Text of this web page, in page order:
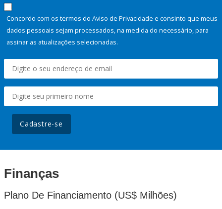
Concordo com os termos do Aviso de Privacidade e consinto que meus
dados pessoais sejam processados, na medida do necessário, para
assinar as atualizações selecionadas.
Cadastre-se
Finanças
Plano De Financiamento (US$ Milhões)